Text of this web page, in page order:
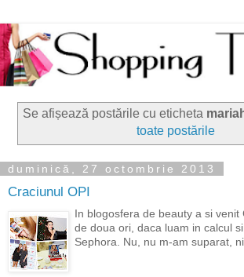
Se afișează postările cu eticheta
toate postările
duminică, 27 octombrie 2013
Craciunul OPI
In blogosfera de beauty a si venit
de doua ori, daca luam in calcul
Sephora. Nu, nu m-am suparat,